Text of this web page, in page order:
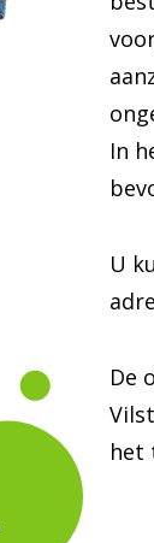
In
U
De
het